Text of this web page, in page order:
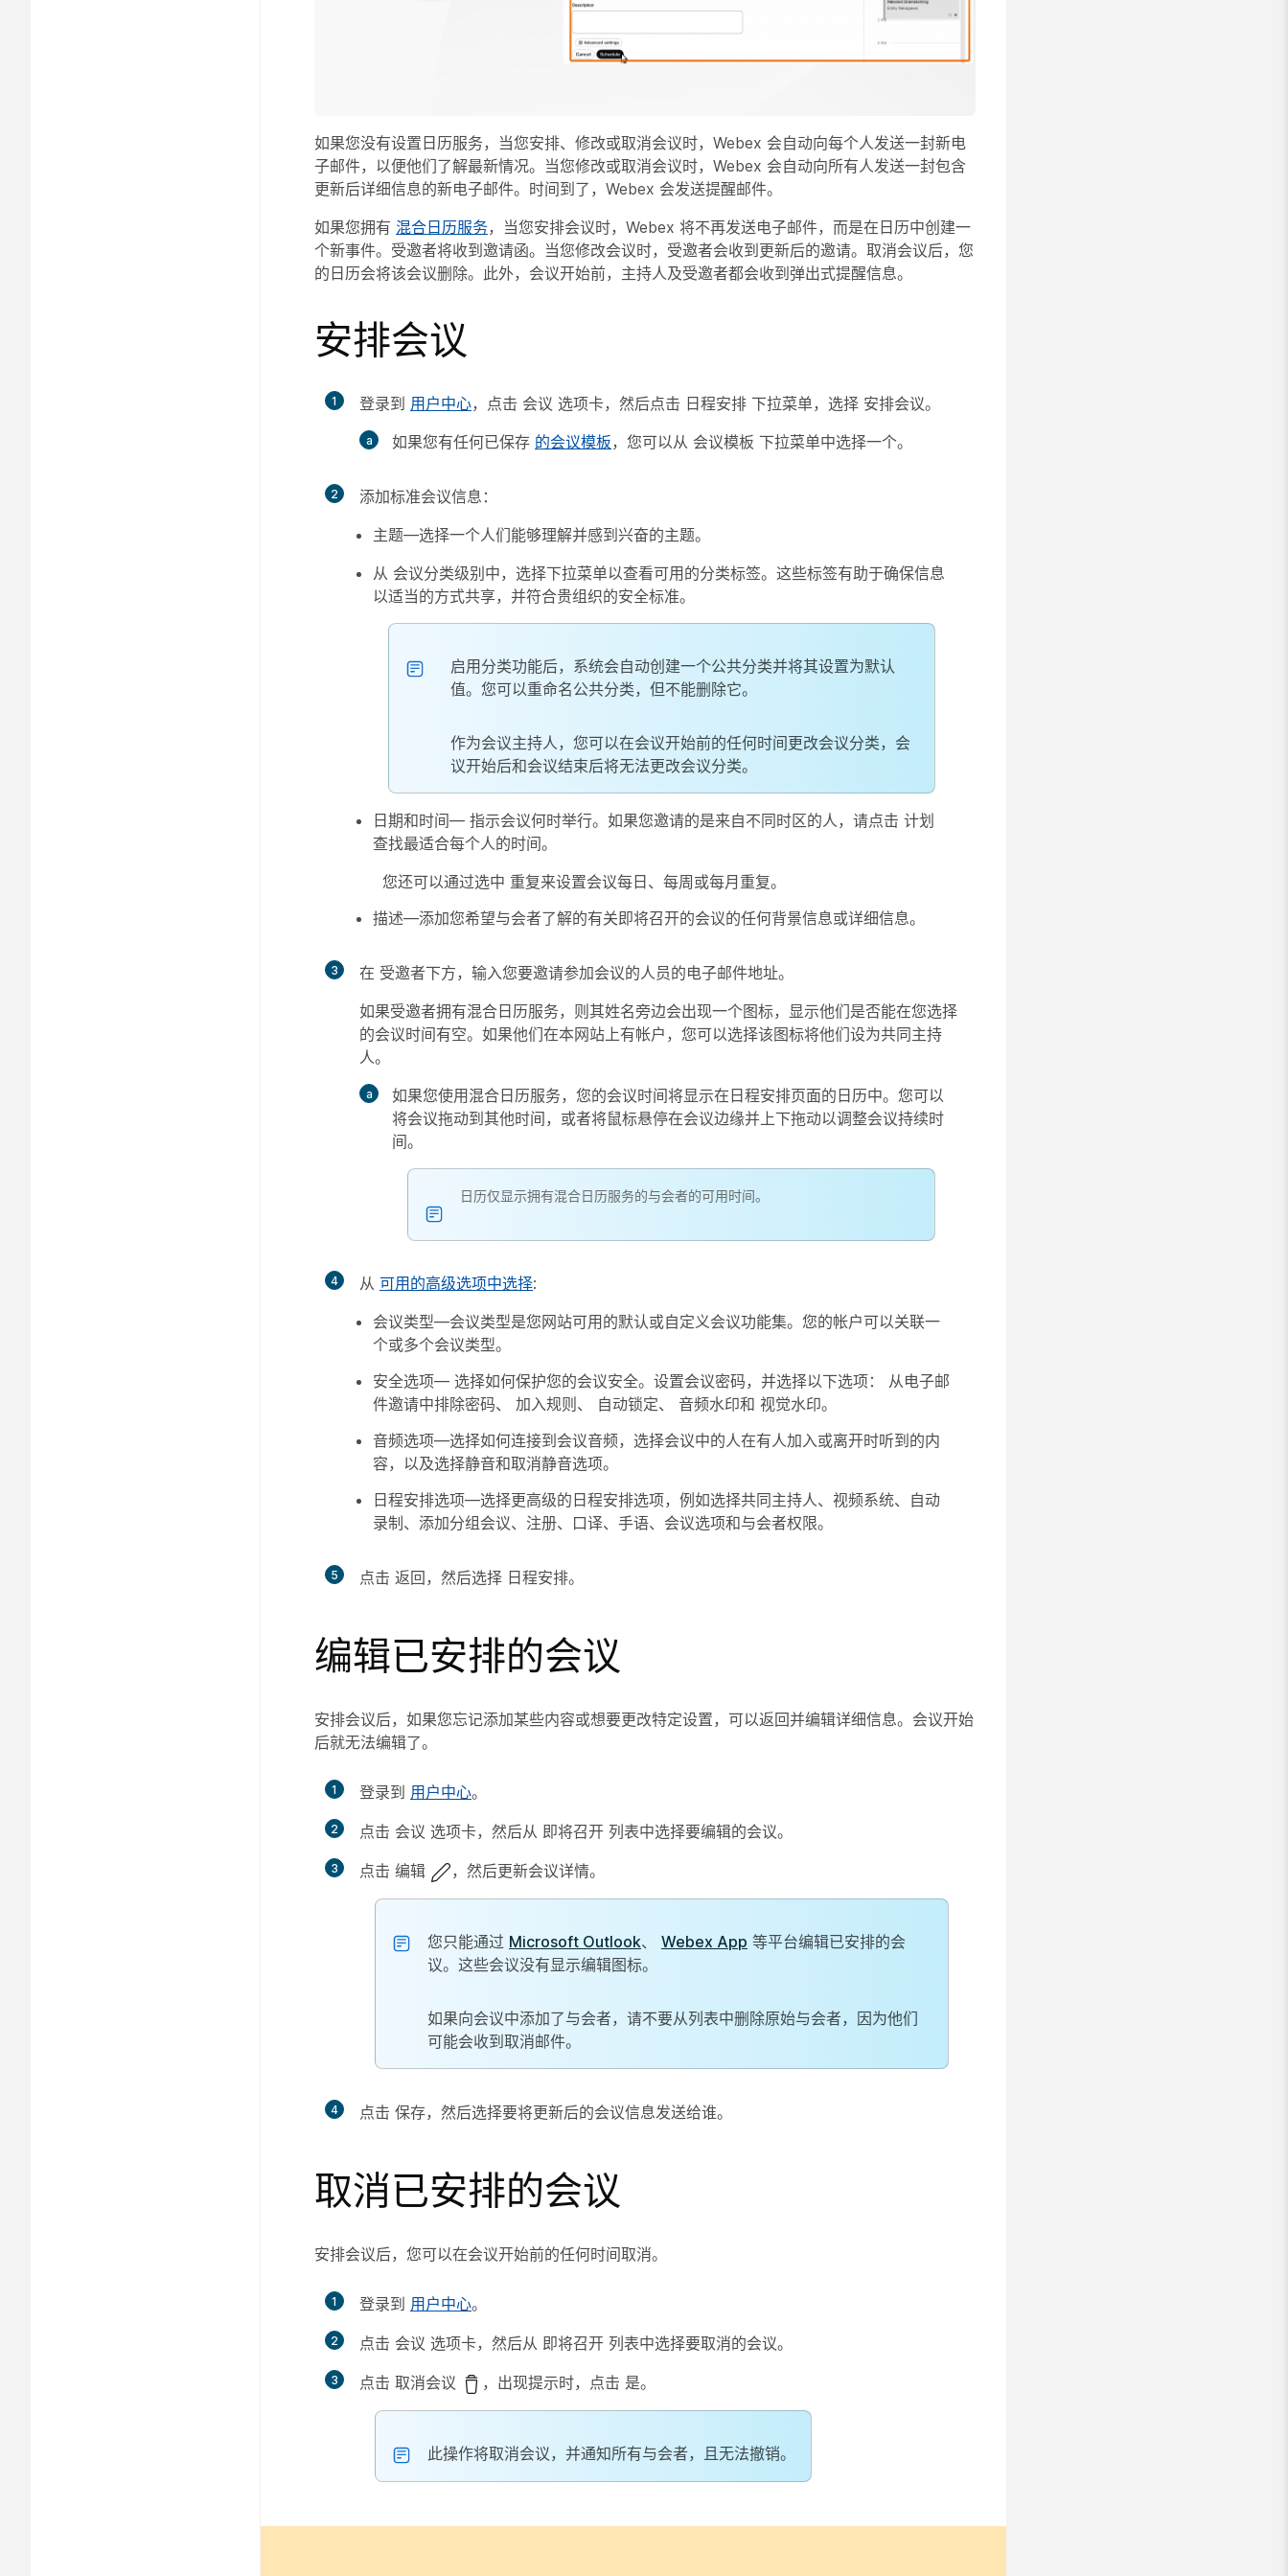
如果您没有设置日历服务，当您安排、修改或取消会议时，Webex 会自动向每个人发送一封新电
子邮件，以便他们了解最新情况。当您修改或取消会议时，Webex 会自动向所有人发送一封包含
更新后详细信息的新电子邮件。时间到了，Webex 会发送提醒邮件。
如果您拥有 混合日历服务，当您安排会议时，Webex 将不再发送电子邮件，而是在日历中创建一
个新事件。受邀者将收到邀请函。当您修改会议时，受邀者会收到更新后的邀请。取消会议后，您
的日历会将该会议删除。此外，会议开始前，主持人及受邀者都会收到弹出式提醒信息。
安排会议
1 登录到 用户中心，点击 会议 选项卡，然后点击 日程安排 下拉菜单，选择 安排会议。
如果您有任何已保存 的会议模板，您可以从 会议模板 下拉菜单中选择一个。
2
添加标准会议信息：
主题—选择一个人们能够理解并感到兴奋的主题。
从 会议分类级别 中，选择下拉菜单以查看可用的分类标签。这些标签有助于确保信息
以适当的方式共享，并符合贵组织的安全标准。
启用分类功能后，系统会自动创建一个公共分类并将其设置为默认
值。您可以重命名公共分类，但不能删除它。
作为会议主持人，您可以在会议开始前的任何时间更改会议分类，会
议开始后和会议结束后将无法更改会议分类。
日期和时间— 指示会议何时举行。如果您邀请的是来自不同时区的人，请点击 计划
查找最适合每个人的时间。
您还可以通过选中 重复来设置会议每日、每周或每月重复。
描述—添加您希望与会者了解的有关即将召开的会议的任何背景信息或详细信息。
3 在 受邀者下方，输入您要邀请参加会议的人员的电子邮件地址。
如果受邀者拥有混合日历服务，则其姓名旁边会出现一个图标，显示他们是否能在您选择
的会议时间有空。如果他们在本网站上有帐户，您可以选择该图标将他们设为共同主持
人。
如果您使用混合日历服务，您的会议时间将显示在日程安排页面的日历中。您可以
将会议拖动到其他时间，或者将鼠标悬停在会议边缘并上下拖动以调整会议持续时
间。
日历仅显示拥有混合日历服务的与会者的可用时间。
4 从 可用的高级选项中选择:
会议类型—会议类型是您网站可用的默认或自定义会议功能集。您的帐户可以关联一
个或多个会议类型。
安全选项— 选择如何保护您的会议安全。设置会议密码，并选择以下选项： 从电子邮
件邀请中排除密码、 加入规则 、 自动锁定、 音频水印和 视觉水印。
音频选项—选择如何连接到会议音频，选择会议中的人在有人加入或离开时听到的内
容，以及选择静音和取消静音选项。
日程安排选项—选择更高级的日程安排选项，例如选择共同主持人、视频系统、自动
录制、添加分组会议、注册、口译、手语、会议选项和与会者权限。
5 点击 返回 ，然后选择 日程安排。
编辑已安排的会议
安排会议后，如果您忘记添加某些内容或想要更改特定设置，可以返回并编辑详细信息。会议开始
后就无法编辑了。
1 登录到 用户中心。
2 点击 会议 选项卡，然后从 即将召开 列表中选择要编辑的会议。
3 点击 编辑 ，然后更新会议详情。
您只能通过 Microsoft Outlook、 Webex App 等平台编辑已安排的会
议。这些会议没有显示编辑图标。
如果向会议中添加了与会者，请不要从列表中删除原始与会者，因为他们
可能会收到取消邮件。
4 点击 保存，然后选择要将更新后的会议信息发送给谁。
取消已安排的会议
安排会议后，您可以在会议开始前的任何时间取消。
1 登录到 用户中心。
2 点击 会议 选项卡，然后从 即将召开 列表中选择要取消的会议。
3 点击 取消会议 ，出现提示时，点击 是。
此操作将取消会议，并通知所有与会者，且无法撤销。